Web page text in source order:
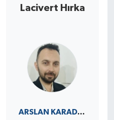
Lacivert Hırka
ARSLAN KARADAYI